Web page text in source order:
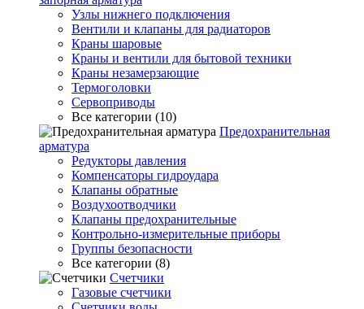
Узлы нижнего подключения
Вентили и клапаны для радиаторов
Краны шаровые
Краны и вентили для бытовой техники
Краны незамерзающие
Термоголовки
Сервоприводы
Все категории (10)
Предохранительная
арматура
Редукторы давления
Компенсаторы гидроудара
Клапаны обратные
Воздухоотводчики
Клапаны предохранительные
Контрольно-измерительные приборы
Группы безопасности
Все категории (8)
Счетчики
Газовые счетчики